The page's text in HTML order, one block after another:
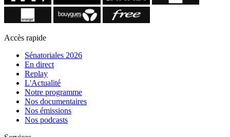
Accès rapide
Sénatoriales 2026
En direct
Replay
L'Actualité
Notre programme
Nos documentaires
Nos émissions
Nos podcasts